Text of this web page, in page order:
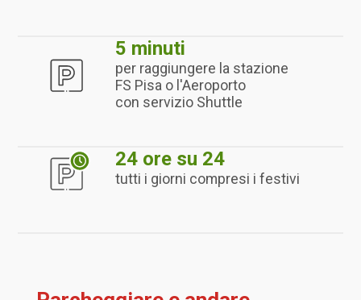
5 minuti
per raggiungere la stazione
FS Pisa o l'Aeroporto
con servizio Shuttle
24 ore su 24
tutti i giorni compresi i festivi